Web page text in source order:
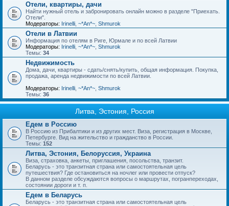
Отели, квартиры, дачи
Найти нужный отель и забронировать онлайн можно в разделе "Приехать.
Отели".
Модераторы: Irinelli ~*An*~ Shmurok
Отели в Латвии
Информация по отелям в Риге, Юрмале и по всей Латвии
Модераторы: Irinelli ~*An*~ Shmurok
Темы: 34
Недвижимость
Дома, дачи, квартиры - сдать/снять/купить, общая информация. Покупка,
продажа, аренда недвижимости по всей Латвии.
Модераторы: Irinelli ~*An*~ Shmurok
Темы: 36
Литва, Эстония, Россия
Едем в Россию
В Россию из Прибалтики и из других мест. Виза, регистрация в Москве,
Петербурге. Вид на жительство и гражданство в России.
Темы: 152
Литва, Эстония, Белоруссия, Украина
Виза, страховка, анкеты, приглашения, посольства, транзит.
Беларусь - это транзитная страна или самостоятельная цель
путешествия? Где остановиться на ночлег или провести отпуск?
В данном разделе обсуждаются вопросы о маршрутах, погранпереходах,
состоянии дороги и т. п.
Едем в Беларусь
Беларусь - это транзитная страна или самостоятельная цель